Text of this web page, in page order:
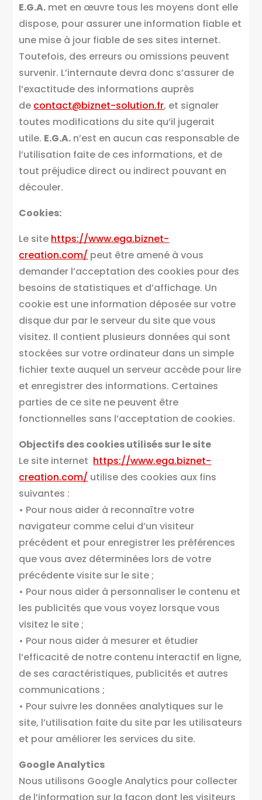
E.G.A. met en œuvre tous les moyens dont elle
dispose, pour assurer une information fiable et
une mise à jour fiable de ses sites internet.
Toutefois, des erreurs ou omissions peuvent
survenir. L’internaute devra donc s’assurer de
l’exactitude des informations auprès
de contact@biznet-solution.fr, et signaler
toutes modifications du site qu’il jugerait
utile. E.G.A. n’est en aucun cas responsable de
l’utilisation faite de ces informations, et de
tout préjudice direct ou indirect pouvant en
découler.
Cookies:
Le site https://www.ega.biznet-
creation.com/ peut être amené à vous
demander l’acceptation des cookies pour des
besoins de statistiques et d’affichage. Un
cookie est une information déposée sur votre
disque dur par le serveur du site que vous
visitez. Il contient plusieurs données qui sont
stockées sur votre ordinateur dans un simple
fichier texte auquel un serveur accède pour lire
et enregistrer des informations. Certaines
parties de ce site ne peuvent être
fonctionnelles sans l’acceptation de cookies.
Objectifs des cookies utilisés sur le site
Le site internet https://www.ega.biznet-
creation.com/ utilise des cookies aux fins
suivantes :
• Pour nous aider à reconnaître votre
navigateur comme celui d’un visiteur
précédent et pour enregistrer les préférences
que vous avez déterminées lors de votre
précédente visite sur le site ;
• Pour nous aider à personnaliser le contenu et
les publicités que vous voyez lorsque vous
visitez le site ;
• Pour nous aider à mesurer et étudier
l’efficacité de notre contenu interactif en ligne,
de ses caractéristiques, publicités et autres
communications ;
• Pour suivre les données analytiques sur le
site, l’utilisation faite du site par les utilisateurs
et pour améliorer les services du site.
Google Analytics
Nous utilisons Google Analytics pour collecter